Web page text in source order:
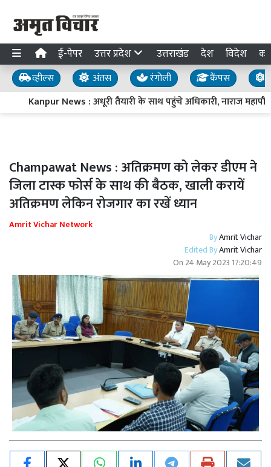
ई-पेपर उत्तर प्रदेश उत्तराखंड देश विदेश
व्हील्स अंतस रंगोली कैंपस
Kanpur News : अधूरी तैयारी के साथ पहुंचे अधिकारी, नाराज
Champawat News : अतिक्रमण को लेकर डीएम ने
जिला टास्क फोर्स के साथ की बैठक, खाली करायें
अतिक्रमण लेकिन रोजगार का रखें ध्यान
Amrit Vichar Network
ByAmrit Vichar
Edited ByAmrit Vichar
On 24 May 2023 17:20:49